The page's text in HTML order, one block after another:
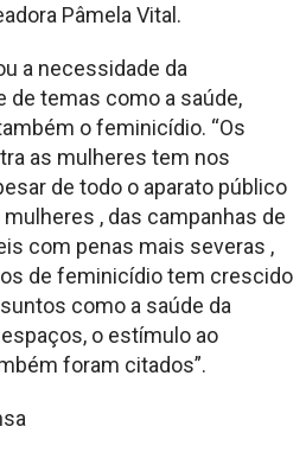
Pâmela Vital.
a necessidade da
de temas como a saúde,
o feminicídio. “Os
as mulheres tem nos
de todo o aparato público
, das campanhas de
com penas mais severas ,
de feminicídio tem crescido
como a saúde da
o estímulo ao
foram citados”.